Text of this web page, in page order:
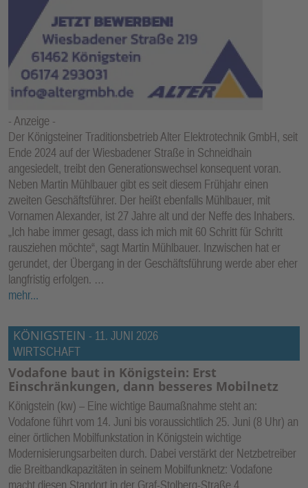
- Anzeige -
Der Königsteiner Traditionsbetrieb Alter Elektrotechnik GmbH, seit
Ende 2024 auf der Wiesbadener Straße in Schneidhain
angesiedelt, treibt den Generationswechsel konsequent voran.
Neben Martin Mühlbauer gibt es seit diesem Frühjahr einen
zweiten Geschäftsführer. Der heißt ebenfalls Mühlbauer, mit
Vornamen Alexander, ist 27 Jahre alt und der Neffe des Inhabers.
„Ich habe immer gesagt, dass ich mich mit 60 Schritt für Schritt
rausziehen möchte“, sagt Martin Mühlbauer. Inzwischen hat er
gerundet, der Übergang in der Geschäftsführung werde aber eher
langfristig erfolgen. …
mehr...
KÖNIGSTEIN - 11. JUNI 2026
WIRTSCHAFT
Vodafone baut in Königstein: Erst
Einschränkungen, dann besseres Mobilnetz
Königstein (kw) – Eine wichtige Baumaßnahme steht an:
Vodafone führt vom 14. Juni bis voraussichtlich 25. Juni (8 Uhr) an
einer örtlichen Mobilfunkstation in Königstein wichtige
Modernisierungsarbeiten durch. Dabei verstärkt der Netzbetreiber
die Breitbandkapazitäten in seinem Mobilfunknetz: Vodafone
macht diesen Standort in der Graf-Stolberg-Straße 4